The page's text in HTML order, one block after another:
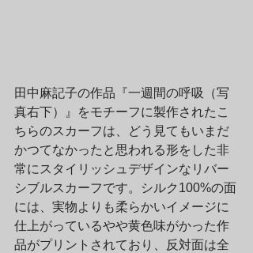
田中麻記子の作品『一週間の呼吸（写
真右下）』をモチーフに製作されたこ
ちらのスカーフは、どう見てもいまだ
かつてなかったと思われる形をした非
常にスタイリッシュデザインなリバー
シブルスカーフです。シルク100%の面
には、実物よりも柔らかいイメージに
仕上がっているやや黄色味がかった作
品がプリントされており、反対面は全